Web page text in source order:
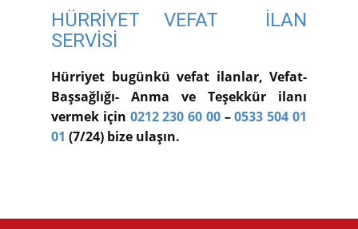
HÜRRİYET VEFAT İLAN
SERVİSİ
Hürriyet bugünkü vefat ilanlar, Vefat-
Başsağlığı- Anma ve Teşekkür ilanı
vermek için 0212 230 60 00–0533 504 01
01 (7/24) bize ulaşın.